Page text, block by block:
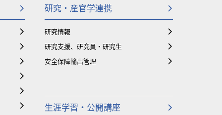
研究・産官学連携
研究情報
研究支援、研究員・研究生
安全保障輸出管理
生涯学習・公開講座